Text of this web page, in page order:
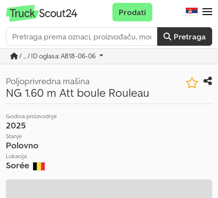
Pretraga
Prodati
/ ... / ID oglasa: A818-06-06
Poljoprivredna mašina
NG 1.60 m Att boule Rouleau
Godina proizvodnje
2025
Stanje
Polovno
Lokacija
Sorée